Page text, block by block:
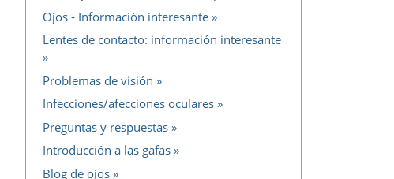
Ojos - Información interesante
Lentes de contacto: información interesante
Problemas de visión
Infecciones/afecciones oculares
Preguntas y respuestas
Introducción a las gafas
Blog de ojos